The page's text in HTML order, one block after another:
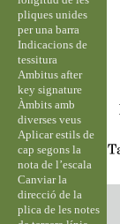
pliques unides
per una barra
Indicacions de
tessitura
Ambitus after
key signature
Àmbits amb
diverses veus
Aplicar estils de
cap segons la
nota de l’escala
Canviar la
direcció de la
plica de les notes